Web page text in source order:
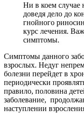
Ни в коем случае
доведя дело до
гнойного
курс лечения.
симптомы.
Симптомы данного
взрослых. Недуг
болезни перейдет в
периодически
правило, половина
заболевание,
наступлении